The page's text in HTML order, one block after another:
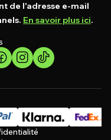
de l'adresse e-mail
En savoir plus ici.